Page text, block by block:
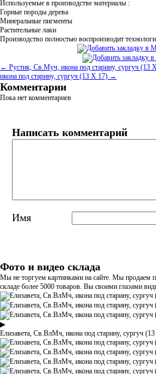
Используемые в производстве материалы :
Горные породы дерева
Минеральные пигменты
Растительные лаки
Производство полностью воспроизводит
← Рустик, Св.Муч, икона под старину, сургуч (13
икона под старину, сургуч (13 Х 17) →
Комментарии
Пока нет комментариев
Написать комментарий
Имя
Фото и видео склада
Мы не торгуем картинками на сайте. Мы продаем
складе более 5000 товаров. Вы своими глазами
▶
Елизавета, Св.ВлМч, икона под старину, сургуч